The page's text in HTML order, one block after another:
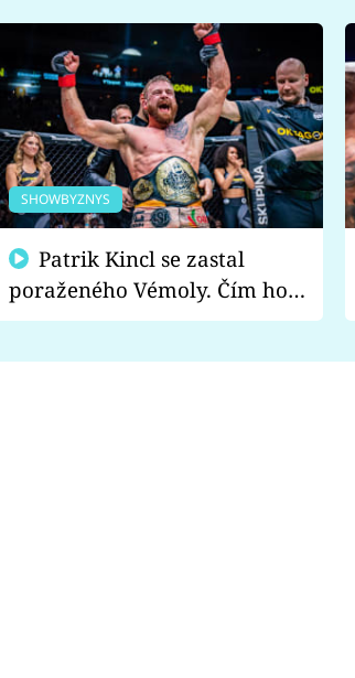
SHOWBYZNYS
poraženého Vémoly. Čím ho
fanoušci naštvali?